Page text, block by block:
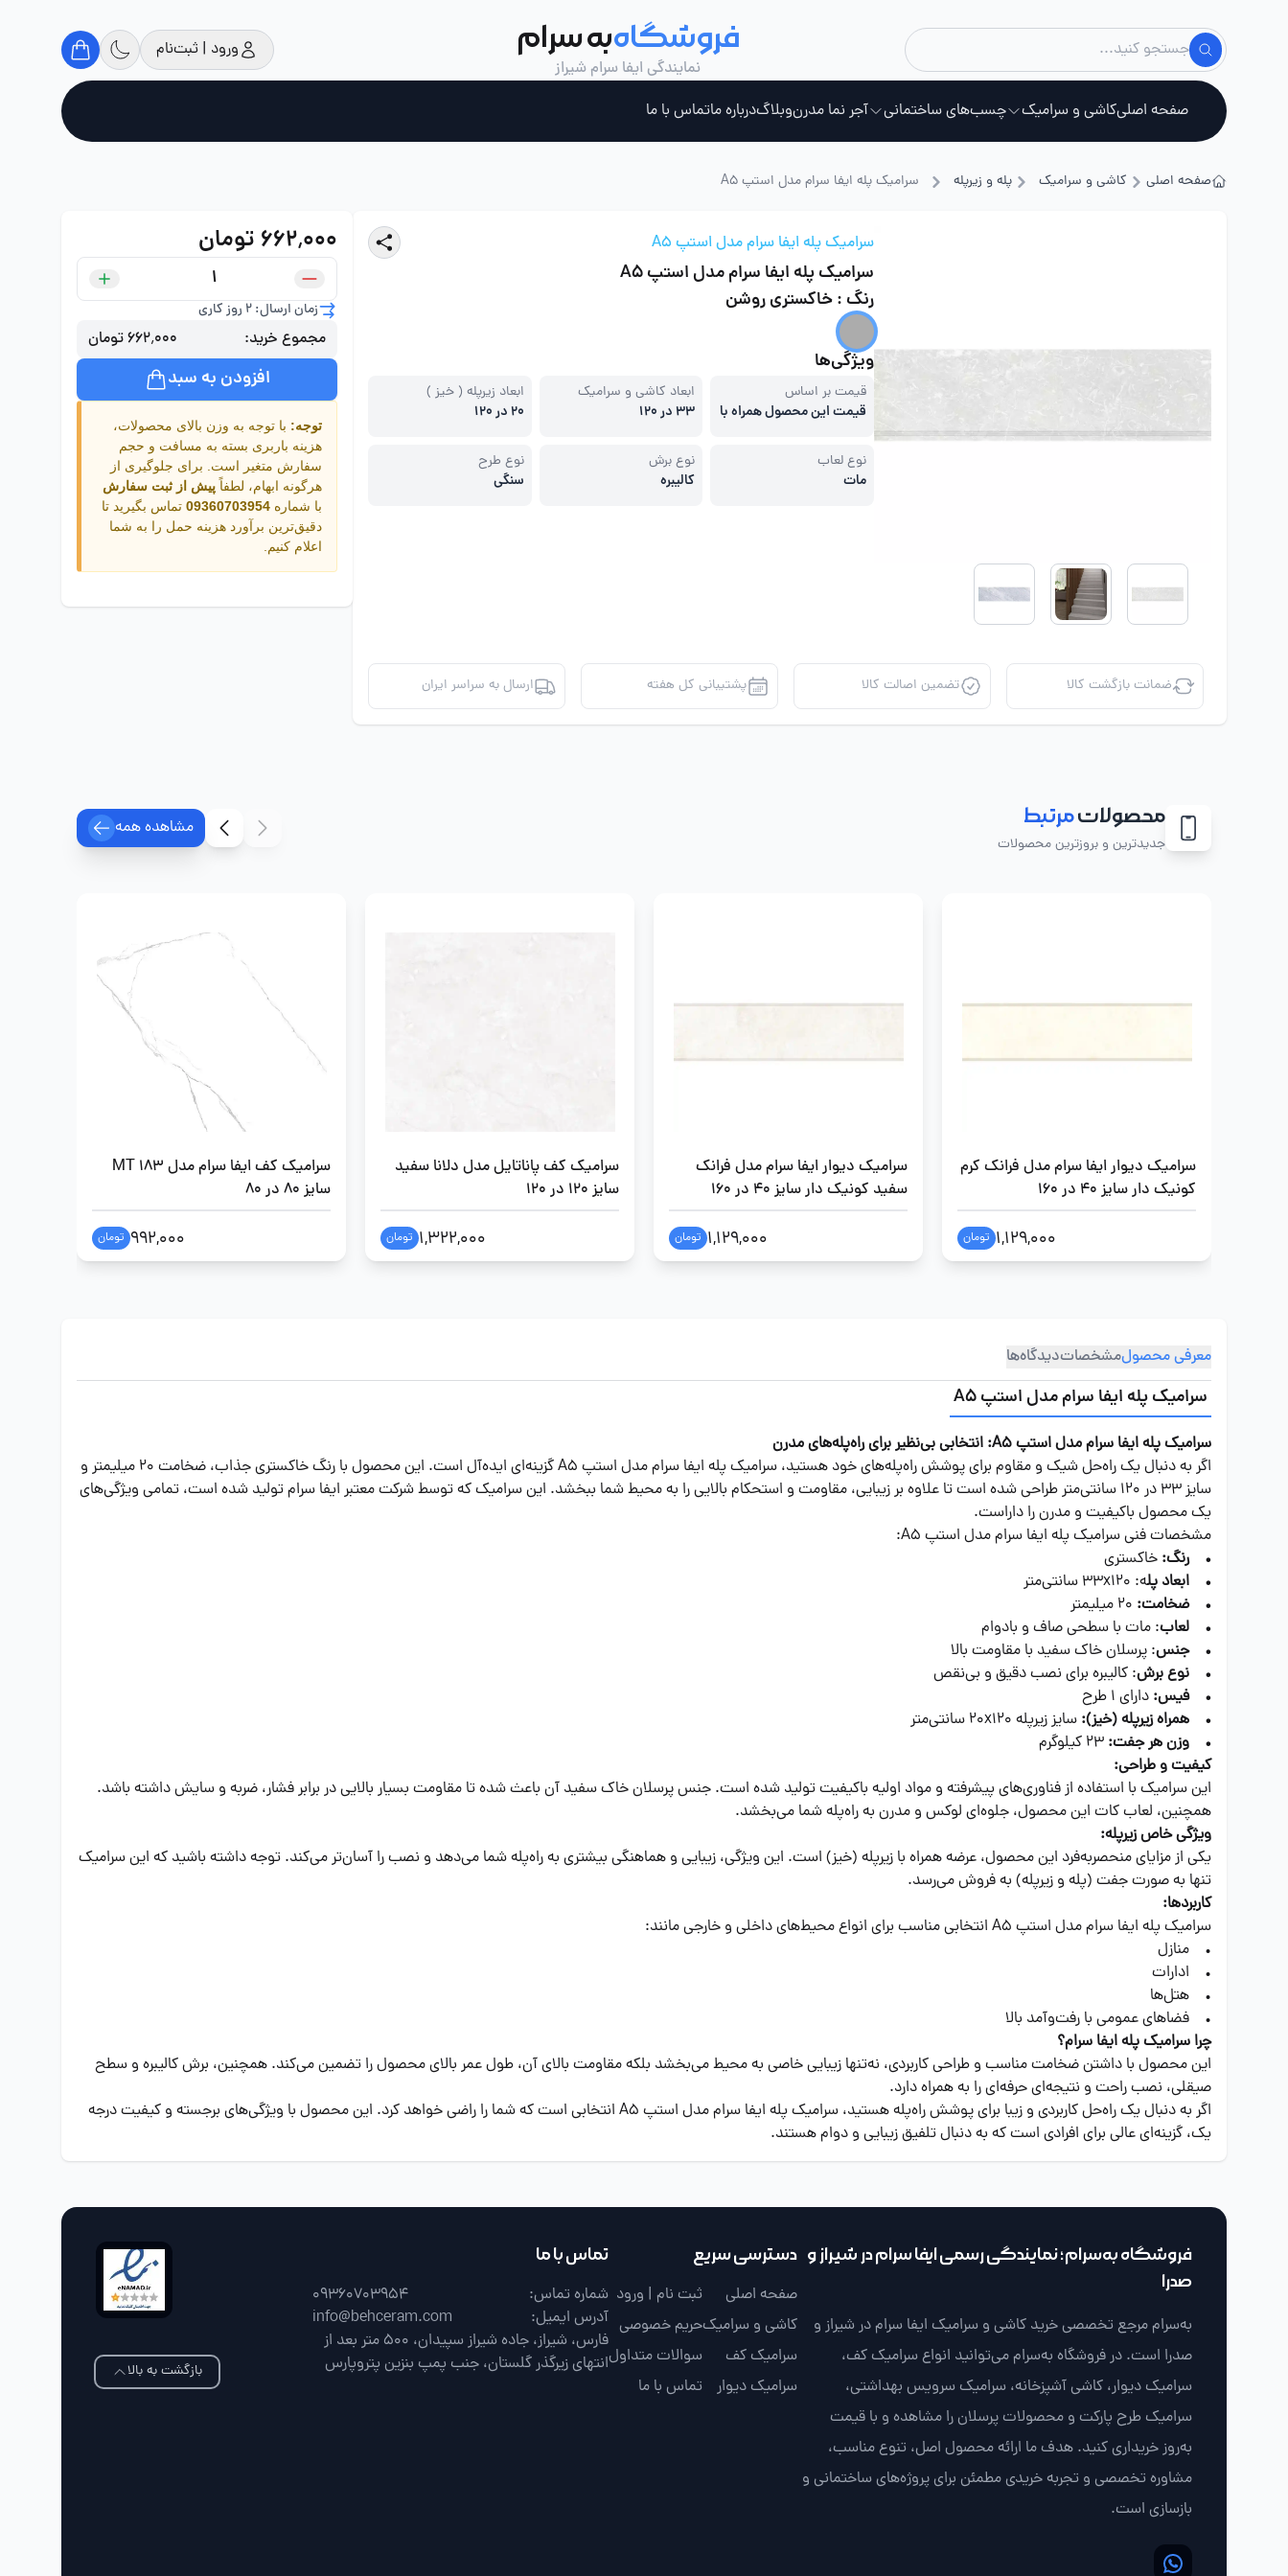
فروشگاهبه سرام
نمایندگی ایفا سرام شیراز
ورود | ثبت‌نام
صفحه اصلیکاشی و سرامیک
استخری ، جکوزی و سونای بخار
چسب‌های ساختمانی
چسب کاشی خمیری
آجر نما مدرنوبلاگدرباره ماتماس با ما
صفحه اصلی کاشی و سرامیک پله و زیرپله سرامیک پله ایفا سرام مدل استپ A5
سرامیک پله ایفا سرام مدل استپ A5
سرامیک پله ایفا سرام مدل استپ A5
رنگ : خاکستری روشن
ویژگی‌ها
قیمت بر اساس
قیمت این محصول همراه با
ابعاد کاشی و سرامیک
33 در 120
ابعاد زیرپله ( خیز )
20 در 120
نوع لعاب
مات
نوع برش
کالیبره
نوع طرح
سنگی
ضمانت بازگشت کالا تضمین اصالت کالا پشتیبانی کل هفته ارسال به سراسر ایران
۶۶۲٬۰۰۰ تومان
زمان ارسال: 2 روز کاری
مجموع خرید: ۶۶۲٬۰۰۰ تومان
افزودن به سبد
توجه: با توجه به وزن بالای محصولات،
هزینه باربری بسته به مسافت و حجم
سفارش متغیر است. برای جلوگیری از
هرگونه ابهام، لطفاً پیش از ثبت سفارش
با شماره 09360703954 تماس بگیرید تا
دقیق‌ترین برآورد هزینه حمل را به شما
اعلام کنیم.
محصولاتمرتبط
جدیدترین و بروزترین محصولات
مشاهده همه
سرامیک دیوار ایفا سرام مدل فرانک کرم
کونیک دار سایز 40 در 160
1,129,000 تومان
سرامیک دیوار ایفا سرام مدل فرانک
سفید کونیک دار سایز 40 در 160
1,129,000 تومان
سرامیک کف پاناتایل مدل دلانا سفید
سایز 120 در 120
1,322,000 تومان
سرامیک کف ایفا سرام مدل MT 183
سایز 80 در 80
992,000 تومان
معرفی محصولمشخصاتدیدگاه‌ها
سرامیک پله ایفا سرام مدل استپ A5
سرامیک پله ایفا سرام مدل استپ A5: انتخابی بی‌نظیر برای راه‌پله‌های مدرن
اگر به دنبال یک راه‌حل شیک و مقاوم برای پوشش راه‌پله‌های خود هستید، سرامیک پله ایفا سرام مدل استپ A5 گزینه‌ای ایده‌آل است. این محصول با رنگ خاکستری جذاب، ضخامت 20 میلیمتر و
سایز 33 در 120 سانتی‌متر طراحی شده است تا علاوه بر زیبایی، مقاومت و استحکام بالایی را به محیط شما ببخشد. این سرامیک که توسط شرکت معتبر ایفا سرام تولید شده است، تمامی ویژگی‌های
یک محصول باکیفیت و مدرن را داراست.
مشخصات فنی سرامیک پله ایفا سرام مدل استپ A5:
• رنگ: خاکستری
• ابعاد پله: 33x120 سانتی‌متر
• ضخامت: 20 میلیمتر
• لعاب: مات با سطحی صاف و بادوام
• جنس: پرسلان خاک سفید با مقاومت بالا
• نوع برش: کالیبره برای نصب دقیق و بی‌نقص
• فیس: دارای 1 طرح
• همراه زیرپله (خیز): سایز زیرپله 20x120 سانتی‌متر
• وزن هر جفت:
کیفیت و طراحی:
این سرامیک با استفاده از فناوری‌های پیشرفته و مواد اولیه باکیفیت تولید شده است. جنس پرسلان خاک سفید آن باعث شده تا مقاومت بسیار بالایی در برابر فشار، ضربه و سایش داشته باشد.
همچنین، لعاب کات این محصول، جلوه‌ای لوکس و مدرن به راه‌پله شما می‌بخشد.
ویژگی خاص زیرپله:
یکی از مزایای منحصربه‌فرد این محصول، عرضه همراه با زیرپله (خیز) است. این ویژگی، زیبایی و هماهنگی بیشتری به راه‌پله شما می‌دهد و نصب را آسان‌تر می‌کند. توجه داشته باشید که این سرامیک
تنها به صورت جفت (پله و زیرپله) به فروش می‌رسد.
کاربردها:
سرامیک پله ایفا سرام مدل استپ A5 انتخابی مناسب برای انواع محیط‌های داخلی و خارجی مانند:
• منازل
• ادارات
• هتل‌ها
• فضاهای عمومی با رفت‌وآمد بالا
چرا سرامیک پله ایفا سرام؟
این محصول با داشتن ضخامت مناسب و طراحی کاربردی، نه‌تنها زیبایی خاصی به محیط می‌بخشد بلکه مقاومت بالای آن، طول عمر بالای محصول را تضمین می‌کند. همچنین، برش کالیبره و سطح
صیقلی، نصب راحت و نتیجه‌ای حرفه‌ای را به همراه دارد.
اگر به دنبال یک راه‌حل کاربردی و زیبا برای پوشش راه‌پله هستید، سرامیک پله ایفا سرام مدل استپ A5 انتخابی است که شما را راضی خواهد کرد. این محصول با ویژگی‌های برجسته و کیفیت درجه
یک، گزینه‌ای عالی برای افرادی است که به دنبال تلفیق زیبایی و دوام هستند.
فروشگاه به‌سرام؛ نمایندگی رسمی ایفا سرام در شیراز و
صدرا
به‌سرام مرجع تخصصی خرید کاشی و سرامیک ایفا سرام در شیراز و
صدرا است. در فروشگاه به‌سرام می‌توانید انواع سرامیک کف،
سرامیک دیوار، کاشی آشپزخانه، سرامیک سرویس بهداشتی،
سرامیک طرح پارکت و محصولات پرسلان را مشاهده و با قیمت
به‌روز خریداری کنید. هدف ما ارائه محصول اصل، تنوع مناسب،
مشاوره تخصصی و تجربه خریدی مطمئن برای پروژه‌های ساختمانی و
بازسازی است.
دسترسی سریع
صفحه اصلی
کاشی و سرامیک
سرامیک کف
سرامیک دیوار
ثبت نام | ورود
حریم خصوصی
سوالات متداول
تماس با ما
تماس با ما
شماره تماس:
09360703954
آدرس ایمیل:
info@behceram.com
فارس، شیراز، جاده شیراز سپیدان، 500 متر بعد از
انتهای زیرگذر گلستان، جنب پمپ بنزین پتروپارس
بازگشت به بالا